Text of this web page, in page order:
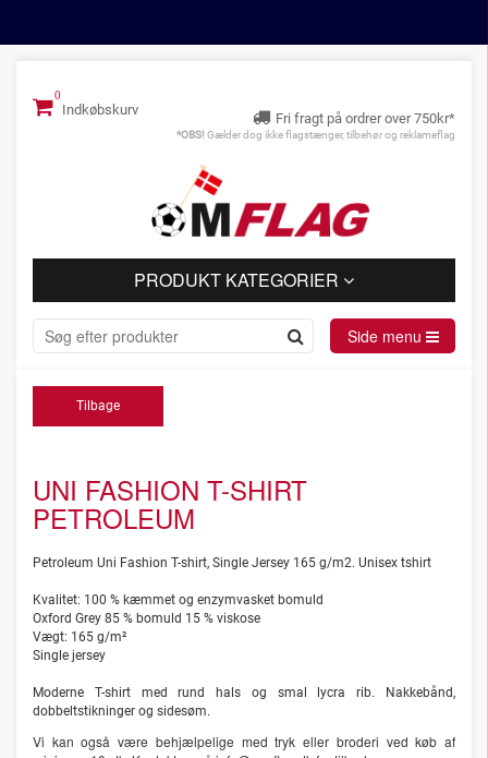
Indkøbskurv
Fri fragt på ordrer over 750kr*
*OBS! Gælder dog ikke flagstænger, tilbehør og reklameflag
PRODUKT KATEGORIER
Side menu
Tilbage
UNI FASHION T-SHIRT
PETROLEUM
Petroleum Uni Fashion T-shirt, Single Jersey 165 g/m2. Unisex tshirt
Kvalitet: 100 % kæmmet og enzymvasket bomuld
Oxford Grey 85 % bomuld 15 % viskose
Vægt: 165 g/m²
Single jersey
Moderne T-shirt med rund hals og smal lycra rib. Nakkebånd,
dobbeltstikninger og sidesøm.
Vi kan også være behjælpelige med tryk eller broderi ved køb af